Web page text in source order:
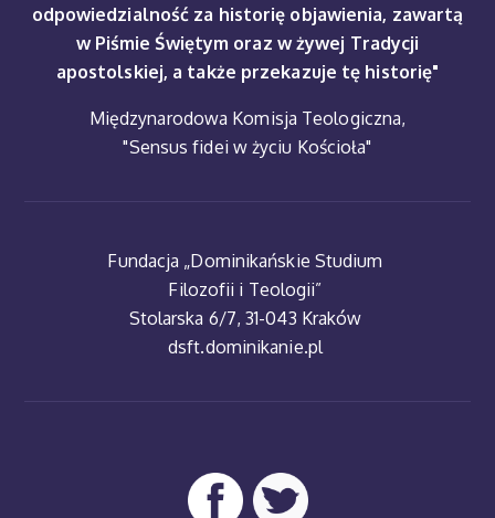
odpowiedzialność za historię objawienia, zawartą
w Piśmie Świętym oraz w żywej Tradycji
apostolskiej, a także przekazuje tę historię"
Międzynarodowa Komisja Teologiczna,
"Sensus fidei w życiu Kościoła"
Fundacja „Dominikańskie Studium
Filozofii i Teologii”
Stolarska 6/7, 31-043 Kraków
dsft.dominikanie.pl